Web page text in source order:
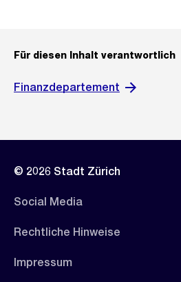
Für diesen Inhalt verantwortlich
Finanzdepartement
© 2026 Stadt Zürich
Social Media
Rechtliche Hinweise
Impressum